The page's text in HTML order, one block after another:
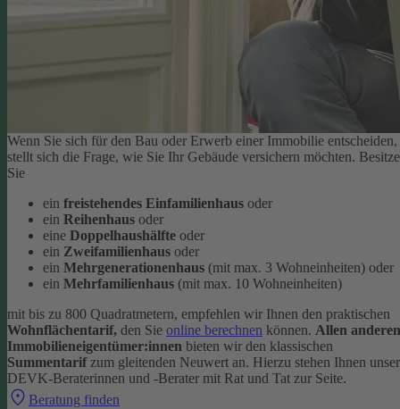
Wenn Sie sich für den Bau oder Erwerb einer Immobilie entscheiden,
stellt sich die Frage, wie Sie Ihr Gebäude versichern möchten.
Sie
ein freistehendes Einfamilienhaus oder
ein Reihenhaus oder
eine Doppelhaushälfte oder
ein Zweifamilienhaus oder
ein Mehrgenerationenhaus (mit max. 3 Wohneinheiten) oder
ein Mehrfamilienhaus (mit max. 10 Wohneinheiten)
mit bis zu 800 Quadratmetern, empfehlen wir Ihnen den praktischen
Wohnflächentarif, den Sie online berechnen können. Allen anderen
Immobilieneigentümer:innen bieten wir den klassischen
Summentarif zum gleitenden Neuwert an. Hierzu stehen Ihnen
DEVK-Beraterinnen und -Berater mit Rat und Tat zur Seite.
Beratung finden